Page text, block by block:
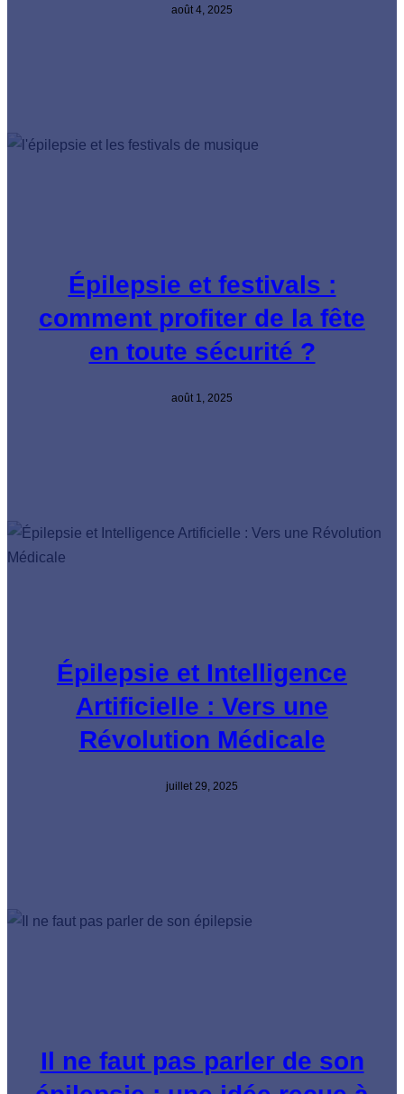
août 4, 2025
Épilepsie et festivals :
comment profiter de la fête
en toute sécurité ?
août 1, 2025
Épilepsie et Intelligence
Artificielle : Vers une
Révolution Médicale
juillet 29, 2025
Il ne faut pas parler de son